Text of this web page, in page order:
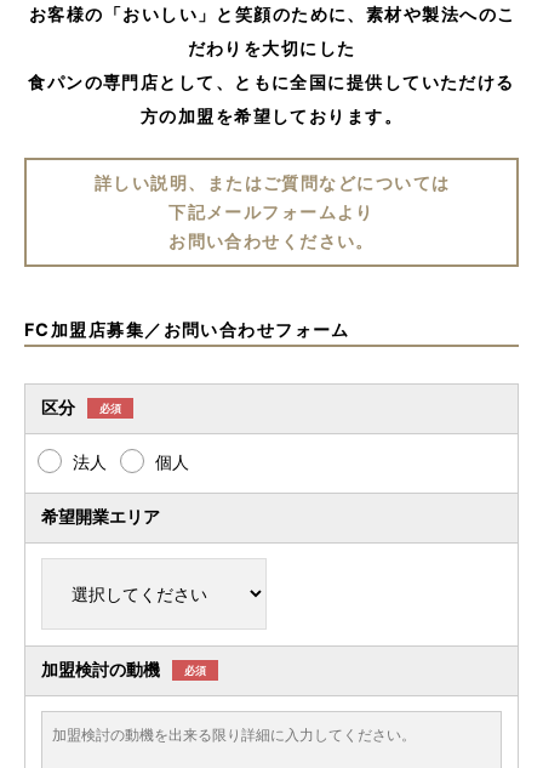
お客様の「おいしい」と笑顔のために、素材や製法へのこ
だわりを大切にした
食パンの専門店として、ともに全国に提供していただける
方の加盟を希望しております。
詳しい説明、またはご質問などについては
下記メールフォームより
お問い合わせください。
FC加盟店募集／お問い合わせフォーム
区分 必須
法人 個人
希望開業エリア
加盟検討の動機 必須